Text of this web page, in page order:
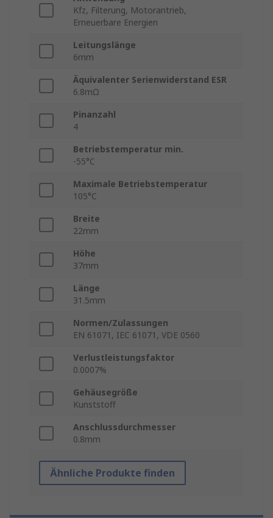
Kfz, Filterung, Motorantrieb,
Erneuerbare Energien
Leitungslänge
6mm
Äquivalenter Serienwiderstand ESR
6.8mΩ
Pinanzahl
4
Betriebstemperatur min.
-55°C
Maximale Betriebstemperatur
105°C
Breite
22mm
Höhe
37mm
Länge
31.5mm
Normen/Zulassungen
EN 61071, IEC 61071, VDE 0560
Verlustleistungsfaktor
0.0007%
Gehäusegröße
Kunststoff
Anschlussdurchmesser
0.8mm
Ähnliche Produkte finden